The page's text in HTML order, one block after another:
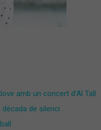
amb un concert d'Al Tall
de silenci